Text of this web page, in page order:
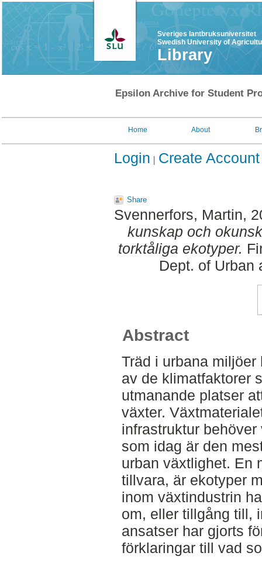
Sveriges lantbruksuniversitet
Swedish University of
Library
Epsilon Archive for Student
Home About
Login Create Account
Share
Svennerfors, Martin,
kunskap och
torktåliga ekotyper.
Dept. of Urban
Abstract
Träd i urbana
av de klimatfaktorer
utmanande platser
växter.
infrastruktur
som idag är den
urban växtlighet. En
tillvara, är ekotyper
inom växtindustrin
om, eller tillgång till,
ansatser har gjorts
förklaringar till vad